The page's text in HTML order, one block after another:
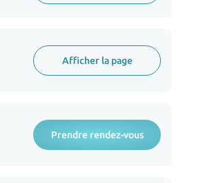
Afficher la page
Prendre rendez-vous